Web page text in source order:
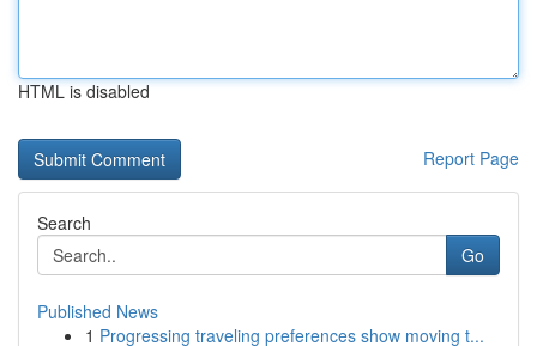
HTML is disabled
Report Page
Search
Go
Published News
1 Progressing traveling preferences show moving t...